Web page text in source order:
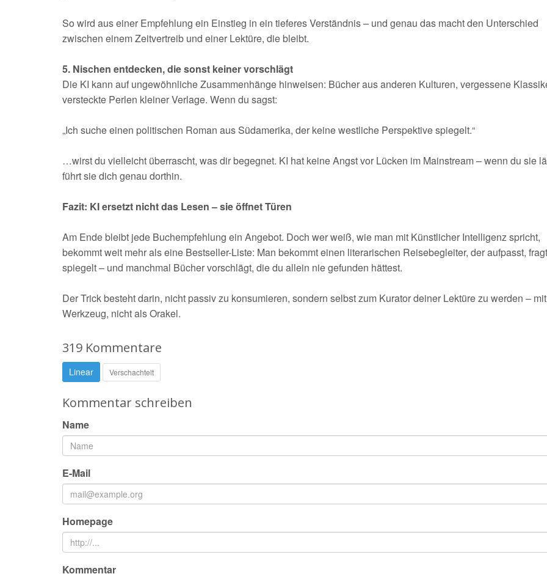
So wird aus einer Empfehlung ein Einstieg in ein tieferes Verständnis – und genau das macht den Unterschied
zwischen einem Zeitvertreib und einer Lektüre, die bleibt.
5. Nischen entdecken, die sonst keiner vorschlägt
Die KI kann auf ungewöhnliche Zusammenhänge hinweisen: Bücher aus anderen Kulturen, vergessene
versteckte Perlen kleiner Verlage. Wenn du sagst:
„Ich suche einen politischen Roman aus Südamerika, der keine westliche Perspektive spiegelt.“
…wirst du vielleicht überrascht, was dir begegnet. KI hat keine Angst vor Lücken im Mainstream – wenn du sie
führt sie dich genau dorthin.
Fazit: KI ersetzt nicht das Lesen – sie öffnet Türen
Am Ende bleibt jede Buchempfehlung ein Angebot. Doch wer weiß, wie man mit Künstlicher Intelligenz spricht,
bekommt weit mehr als eine Bestseller-Liste: Man bekommt einen literarischen Reisebegleiter, der aufpasst,
spiegelt – und manchmal Bücher vorschlägt, die du allein nie gefunden hättest.
Der Trick besteht darin, nicht passiv zu konsumieren, sondern selbst zum Kurator deiner Lektüre zu werden –
Werkzeug, nicht als Orakel.
319 Kommentare
Linear Verschachtelt
Kommentar schreiben
Name
E-Mail
Homepage
Kommentar